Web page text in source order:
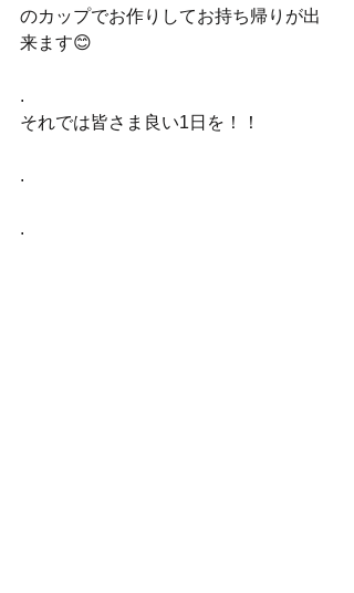
のカップでお作りしてお持ち帰りが出
来ます😊
.
それでは皆さま良い1日を！！
.
.